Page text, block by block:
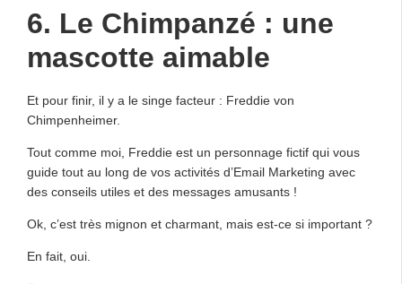
6. Le Chimpanzé : une
mascotte aimable
Et pour finir, il y a le singe facteur : Freddie von
Chimpenheimer.
Tout comme moi, Freddie est un personnage fictif qui vous
guide tout au long de vos activités d’Email Marketing avec
des conseils utiles et des messages amusants !
Ok, c’est très mignon et charmant, mais est-ce si important ?
En fait, oui.